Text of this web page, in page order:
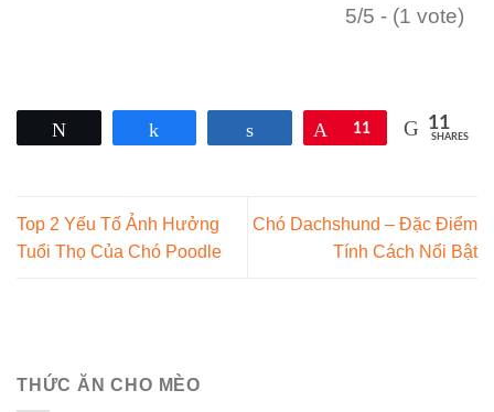
5/5 - (1 vote)
Pin
11 11
SHARES
Top 2 Yếu Tố Ảnh Hưởng
Tuổi Thọ Của Chó Poodle
Chó Dachshund – Đặc Điểm
Tính Cách Nổi Bật
THỨC ĂN CHO MÈO